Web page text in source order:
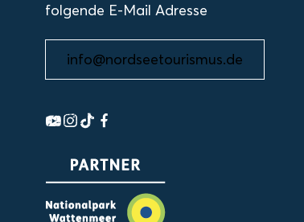
folgende E-Mail Adresse
info@nordseetourismus.de